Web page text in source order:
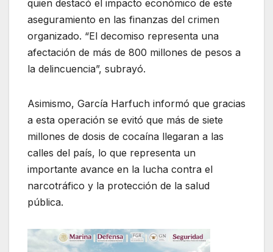
quien destacó el impacto económico de este
aseguramiento en las finanzas del crimen
organizado. “El decomiso representa una
afectación de más de 800 millones de pesos a
la delincuencia”, subrayó.
Asimismo, García Harfuch informó que gracias
a esta operación se evitó que más de siete
millones de dosis de cocaína llegaran a las
calles del país, lo que representa un
importante avance en la lucha contra el
narcotráfico y la protección de la salud
pública.